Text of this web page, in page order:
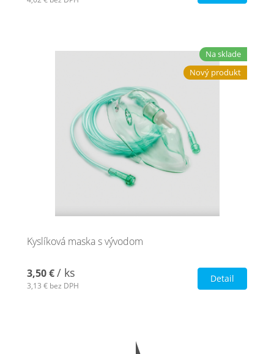
Na sklade
Nový produkt
Kyslíková maska s vývodom
3,50 €/ ks
3,13 € bez DPH
Detail